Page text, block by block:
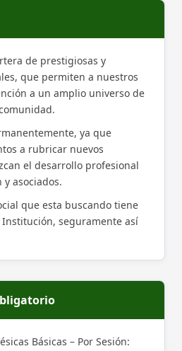
de prestigiosas y
que permiten a nuestros
a un amplio universo de
ya que
a rubricar nuevos
el desarrollo profesional
asociados.
que esta buscando tiene
seguramente así
Básicas – Por Sesión: